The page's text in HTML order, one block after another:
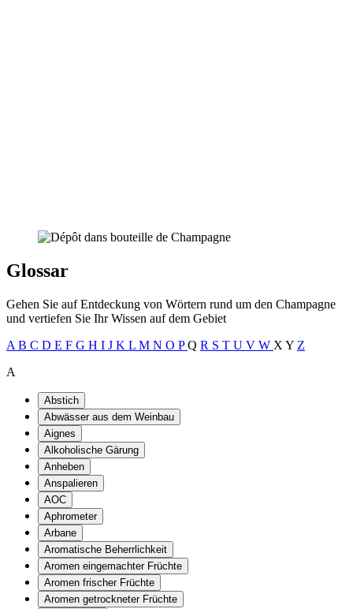
Glossar
Gehen Sie auf Entdeckung von Wörtern rund um den Champagne
und vertiefen Sie Ihr Wissen auf dem Gebiet
A B C D E F G H I J K L M N O PQ R S T U V W X Y Z
A
Abstich
Abwässer aus dem Weinbau
Aignes
Alkoholische Gärung
Anheben
Anspalieren
AOC
Aphrometer
Arbane
Aromatische Beherrlichkeit
Aromen eingemachter Früchte
Aromen frischer Früchte
Aromen getrockneter Früchte